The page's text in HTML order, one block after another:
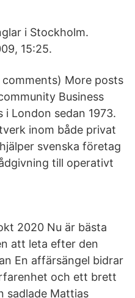
i Stockholm.
15:25.
More posts
Business
i London sedan 1973.
inom både privat
svenska företag
till operativt
2020 Nu är bästa
att leta efter den
En affärsängel bidrar
och ett brett
sadlade Mattias